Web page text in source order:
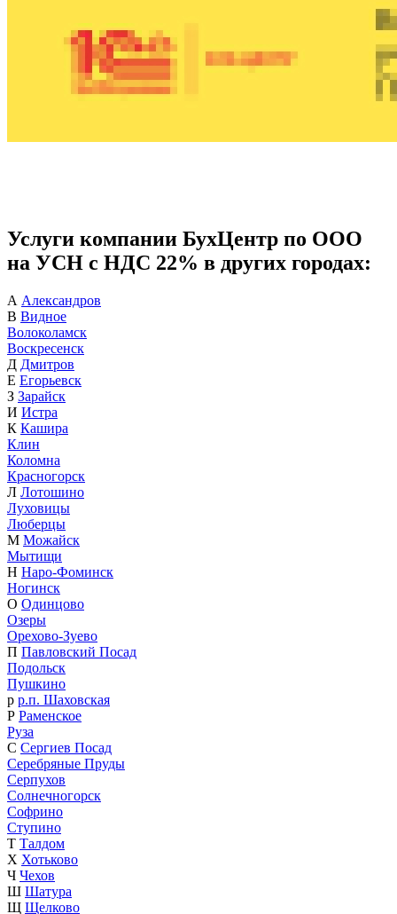
Услуги компании БухЦентр по ООО
на УСН с НДС 22% в других городах:
А Александров
В Видное
Волоколамск
Воскресенск
Д Дмитров
Е Егорьевск
З Зарайск
И Истра
К Кашира
Клин
Коломна
Красногорск
Л Лотошино
Луховицы
Люберцы
М Можайск
Мытищи
Н Наро-Фоминск
Ногинск
О Одинцово
Озеры
Орехово-Зуево
П Павловский Посад
Подольск
Пушкино
р р.п. Шаховская
Р Раменское
Руза
С Сергиев Посад
Серебряные Пруды
Серпухов
Солнечногорск
Софрино
Ступино
Т Талдом
Х Хотьково
Ч Чехов
Ш Шатура
Щ Щелково